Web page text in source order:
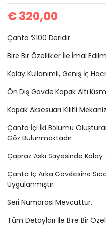
€320,00
Çanta %100 Deridir.
Bire Bir Özellikler İle İmal
Kolay Kullanımlı, Geniş İç
Ön Dış Gövde Kapak Altı
Kapak Aksesuarı Kilitli
Çanta İçi İki Bölümü
Göz Bulunmaktadır.
Çapraz Askı Sayesinde Kolay
Çanta İç Arka Gövdesine
Uygulanmıştır.
Seri Numarası Mevcuttur.
Tüm Detayları İle Bire Bir